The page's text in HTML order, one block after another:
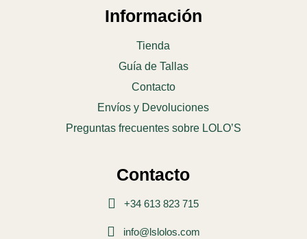
Información
Tienda
Guía de Tallas
Contacto
Envíos y Devoluciones
Preguntas frecuentes sobre LOLO’S
Contacto
+34 613 823 715
info@lslolos.com